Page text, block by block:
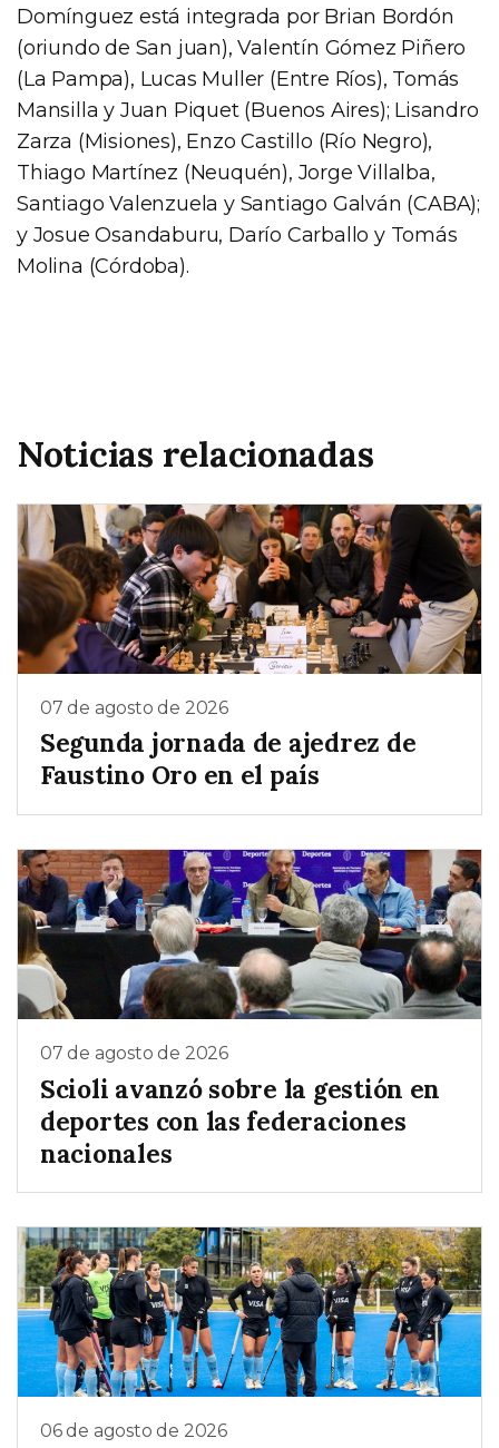
Domínguez está integrada por Brian Bordón
(oriundo de San juan), Valentín Gómez Piñero
(La Pampa), Lucas Muller (Entre Ríos), Tomás
Mansilla y Juan Piquet (Buenos Aires); Lisandro
Zarza (Misiones), Enzo Castillo (Río Negro),
Thiago Martínez (Neuquén), Jorge Villalba,
Santiago Valenzuela y Santiago Galván (CABA);
y Josue Osandaburu, Darío Carballo y Tomás
Molina (Córdoba).
Noticias relacionadas
07 de agosto de 2026
Segunda jornada de ajedrez de
Faustino Oro en el país
07 de agosto de 2026
Scioli avanzó sobre la gestión en
deportes con las federaciones
nacionales
06 de agosto de 2026